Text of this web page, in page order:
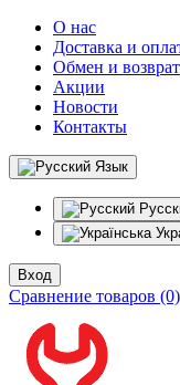
О нас
Доставка и
Обмен и возврат
Акции
Новости
Контакты
Язык
Вход
Сравнение товаров (0)